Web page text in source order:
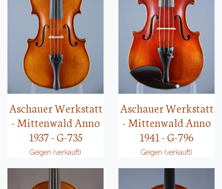
Aschauer Werkstatt
- Mittenwald Anno
1937 - G-735
Geigen (verkauft)
Aschauer Werkstatt
- Mittenwald Anno
1941 - G-796
Geigen (verkauft)